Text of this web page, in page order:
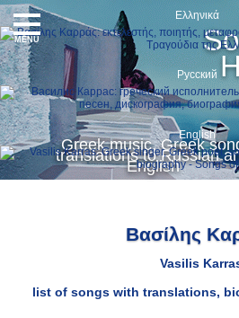
Greek music, Greek
translations to Russian
English
Ελληνικά
Русский
English
MENU
Βασίλης
Vasilis
list of songs with translations,